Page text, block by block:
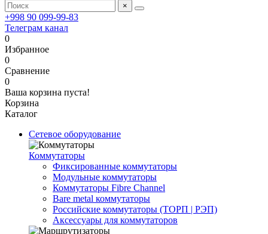
×
+998 90 099-99-83
Телеграм канал
0
Избранное
0
Сравнение
0
Ваша корзина пуста!
Корзина
Каталог
Сетевое оборудование
Коммутаторы
Фиксированные коммутаторы
Модульные коммутаторы
Коммутаторы Fibre Channel
Bare metal коммутаторы
Российские коммутаторы (ТОРП | РЭП)
Аксессуары для коммутаторов